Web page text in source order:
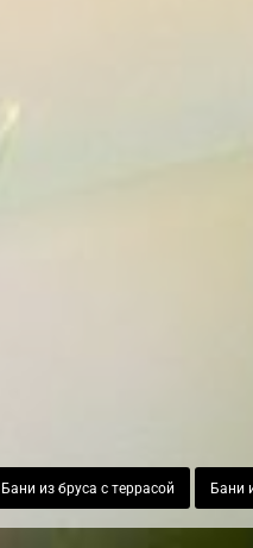
Бани из бруса с террасой Бани